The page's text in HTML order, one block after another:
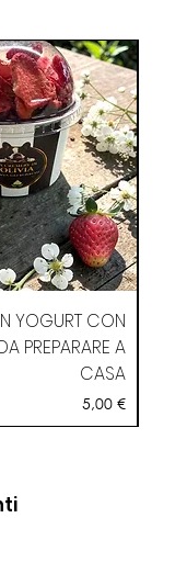
deliziosamente
stucchevole,
frutta sa essere
sempre.
Uva fragola e
Mora di bosco.
220 ml
realizzato
con fragranze
certificate.
YOGURT CON
PREPARARE A
CASA
Prezzo
5,00 €